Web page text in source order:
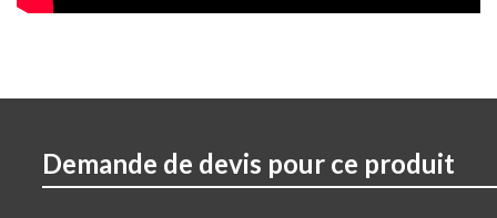
Demande de devis pour ce produit